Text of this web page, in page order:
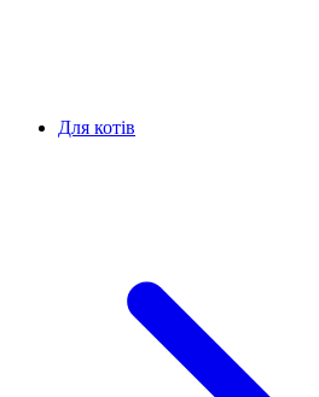
Для котів